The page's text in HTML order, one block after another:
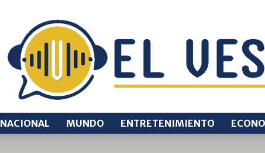
NACIONAL MUNDO ENTRETENIMIENTO